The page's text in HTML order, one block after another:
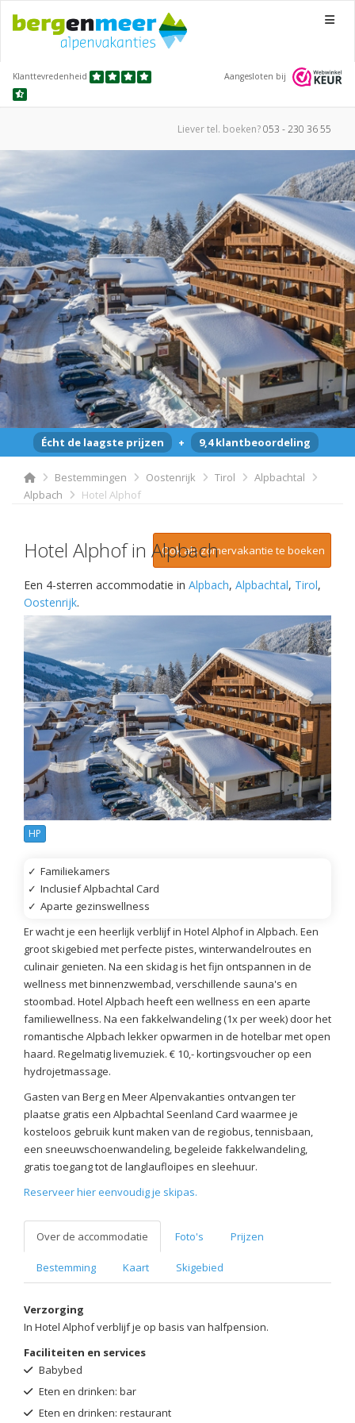
Menu
Klanttevredenheid Aangesloten bij
Liever tel. boeken?053 - 230 36 55
Écht de laagste prijzen + 9,4 klantbeoordeling
Bestemmingen Oostenrijk Tirol
Alpbachtal
Alpbach
Hotel Alphof
Hotel Alphof in AlpbachOok als zomervakantie te boeken
Een 4-sterren accommodatie in Alpbach, Alpbachtal, Tirol,
Oostenrijk.
HP
✓ Familiekamers
✓ Inclusief Alpbachtal Card
✓ Aparte gezinswellness
Er wacht je een heerlijk verblijf in Hotel Alphof in Alpbach. Een
groot skigebied met perfecte pistes, winterwandelroutes en
culinair genieten. Na een skidag is het fijn ontspannen in de
wellness met binnenzwembad, verschillende sauna's en
stoombad. Hotel Alpbach heeft een wellness en een aparte
familiewellness. Na een fakkelwandeling (1x per week) door het
romantische Alpbach lekker opwarmen in de hotelbar met open
haard. Regelmatig livemuziek. € 10,- kortingsvoucher op een
hydrojetmassage.
Gasten van Berg en Meer Alpenvakanties ontvangen ter
plaatse gratis een Alpbachtal Seenland Card waarmee je
kosteloos gebruik kunt maken van de regiobus, tennisbaan,
een sneeuwschoenwandeling, begeleide fakkelwandeling,
gratis toegang tot de langlaufloipes en sleehuur.
Reserveer hier eenvoudig je skipas.
Over de accommodatie Foto's Prijzen
Bestemming Kaart Skigebied
Verzorging
In Hotel Alphof verblijf je op basis van halfpension.
Faciliteiten en services
Babybed
Eten en drinken: bar
Eten en drinken: restaurant